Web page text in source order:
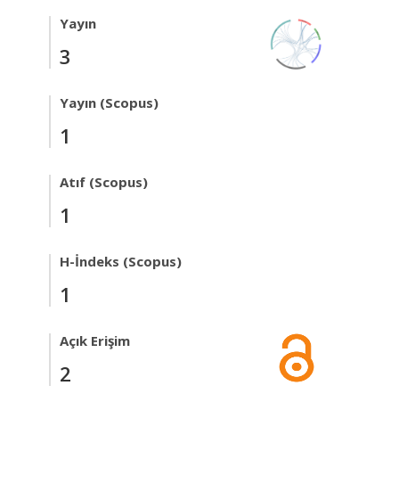
Yayın
3
Yayın (Scopus)
1
Atıf (Scopus)
1
H-İndeks (Scopus)
1
Açık Erişim
2